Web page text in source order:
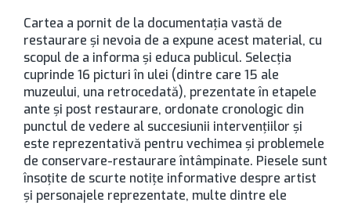
Cartea a pornit de la documentaţia vastă de
restaurare şi nevoia de a expune acest material, cu
scopul de a informa şi educa publicul. Selecţia
cuprinde 16 picturi în ulei (dintre care 15 ale
muzeului, una retrocedată), prezentate în etapele
ante şi post restaurare, ordonate cronologic din
punctul de vedere al succesiunii intervenţiilor şi
este reprezentativă pentru vechimea şi problemele
de conservare-restaurare întâmpinate. Piesele sunt
însoţite de scurte notiţe informative despre artist
şi personajele reprezentate, multe dintre ele